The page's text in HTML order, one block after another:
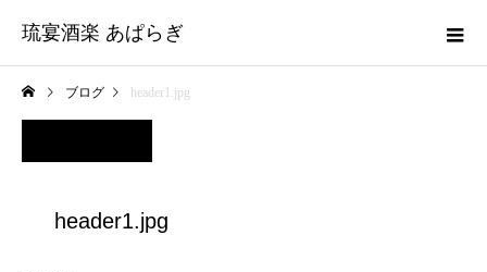
琉宴酒楽 あぱらぎ
ブログ header1.jpg
header1.jpg